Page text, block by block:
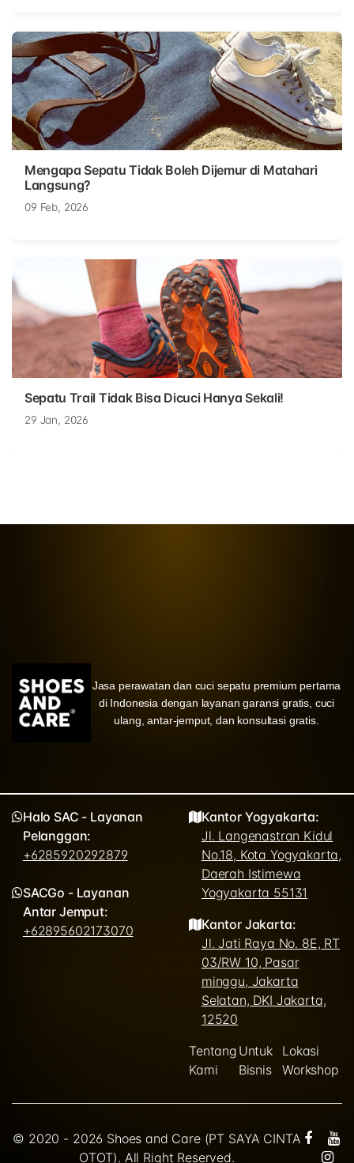
Mengapa Sepatu Tidak Boleh Dijemur di Matahari
Langsung?
09 Feb, 2026
Sepatu Trail Tidak Bisa Dicuci Hanya Sekali!
29 Jan, 2026
Jasa perawatan dan cuci sepatu premium pertama
di Indonesia dengan layanan garansi gratis, cuci
ulang, antar-jemput, dan konsultasi gratis.
Halo SAC - Layanan
Pelanggan:
+6285920292879
SACGo - Layanan
Antar Jemput:
+62895602173070
Kantor Yogyakarta:
Jl. Langenastran Kidul
No.18, Kota Yogyakarta,
Daerah Istimewa
Yogyakarta 55131
Kantor Jakarta:
Jl. Jati Raya No. 8E, RT
03/RW 10, Pasar
minggu, Jakarta
Selatan, DKI Jakarta,
12520
Tentang
Kami
Untuk
Bisnis
Lokasi
Workshop
© 2020 - 2026 Shoes and Care (PT SAYA CINTA
OTOT). All Right Reserved.